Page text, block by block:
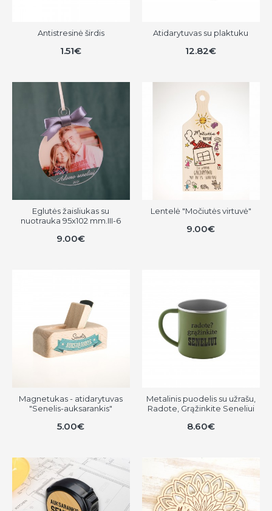
Antistresinė širdis
1.51€
Atidarytuvas su plaktuku
12.82€
Eglutės žaisliukas su
nuotrauka 95x102 mm.III-6
9.00€
Lentelė "Močiutės virtuvė"
9.00€
Magnetukas - atidarytuvas
"Senelis-auksarankis"
5.00€
Metalinis puodelis su užrašu,
Radote, Grąžinkite Seneliui
8.60€